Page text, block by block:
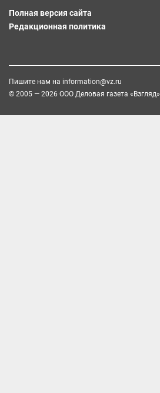
Полная версия сайта
Редакционная политика
Пишите нам на information@vz.ru
© 2005 — 2026 ООО Деловая газета «Взгляд»